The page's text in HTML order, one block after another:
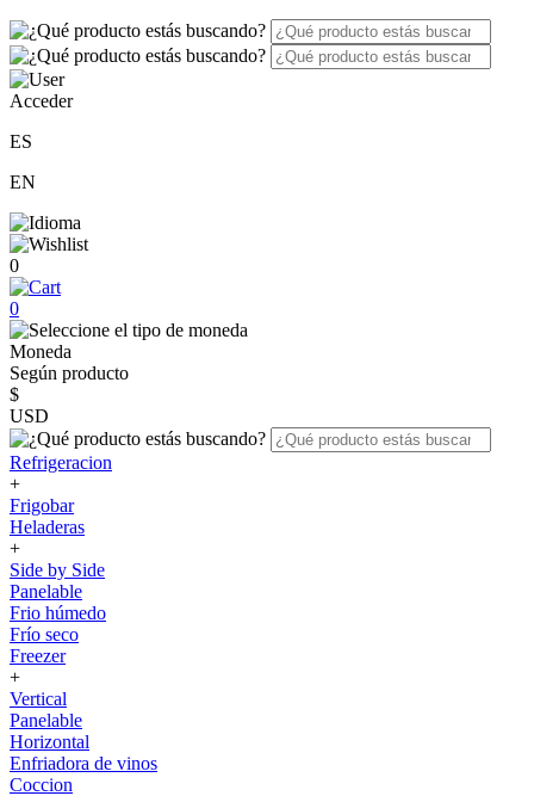
Acceder
ES
EN
0
0
Moneda
Según producto
$
USD
Refrigeracion
+
Frigobar
Heladeras
+
Side by Side
Panelable
Frio húmedo
Frío seco
Freezer
+
Vertical
Panelable
Horizontal
Enfriadora de vinos
Coccion